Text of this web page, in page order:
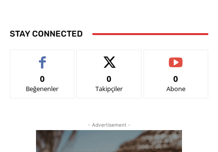
STAY CONNECTED
0
Beğenenler
0
Takipçiler
0
Abone
- Advertisement -